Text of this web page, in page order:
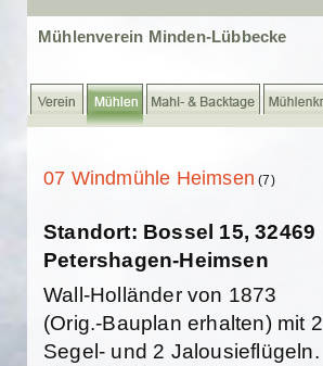
Mühlenverein Minden-Lübbecke
07 Windmühle Heimsen (7)
Standort: Bossel 15, 32469
Petershagen-Heimsen
Wall-Holländer von 1873
(Orig.-Bauplan erhalten) mit 2
Segel- und 2 Jalousieflügeln.